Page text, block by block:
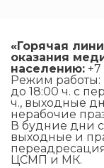
«Горячая
оказания
населению: +7
Режим работы:
до 18:00 ч. с
ч., выходные
нерабочие
В будние дни с
выходные и
ЦСМП и МК.